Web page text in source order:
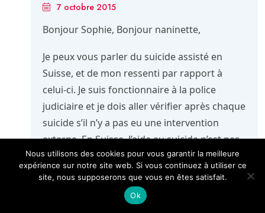
7 octobre 2015
Bonjour Sophie, Bonjour naninette,
Je peux vous parler du suicide assisté en
Suisse, et de mon ressenti par rapport à
celui-ci. Je suis fonctionnaire à la police
judiciaire et je dois aller vérifier après chaque
suicide s’il n’y a pas eu une intervention
externe. En Suisse, l’aide au suicide n’est pas
considérée comme illégale tant que la
personne boit la potion (pentobarbital) elle-
même, et que ceux qui aident ne le font pas
par mobile égoïste (par exemple pour
Nous utilisons des cookies pour vous garantir la meilleure
expérience sur notre site web. Si vous continuez à utiliser ce
site, nous supposerons que vous en êtes satisfait.
Ok